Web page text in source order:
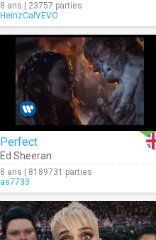
8 ans | 23757 parties
HeinzCalVEVO
Perfect
Ed Sheeran
8 ans | 8189731 parties
as7733